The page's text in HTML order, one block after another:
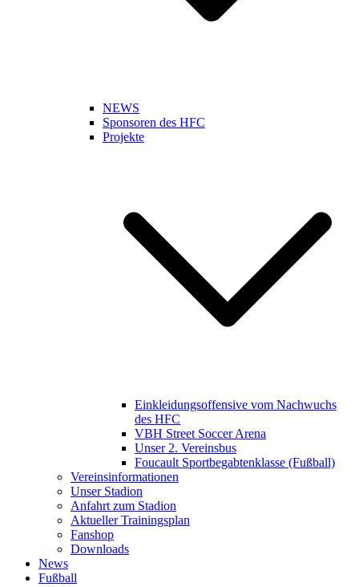
NEWS
Sponsoren des HFC
Projekte
Einkleidungsoffensive vom Nachwuchs
des HFC
VBH Street Soccer Arena
Unser 2. Vereinsbus
Foucault Sportbegabtenklasse (Fußball)
Vereinsinformationen
Unser Stadion
Anfahrt zum Stadion
Aktueller Trainingsplan
Fanshop
Downloads
News
Fußball